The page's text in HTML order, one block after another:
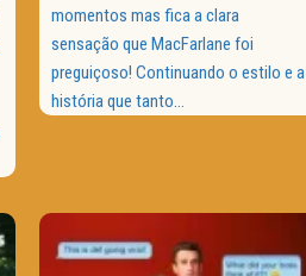
momentos mas fica a clara
sensação que MacFarlane foi
preguiçoso! Continuando o estilo e a
história que tanto...